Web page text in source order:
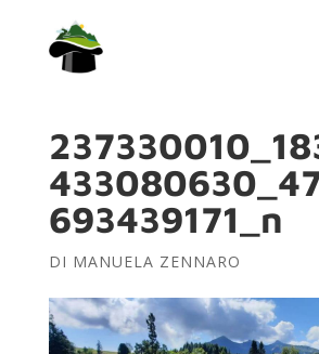
693439171_n
DI MANUELA ZENNARO